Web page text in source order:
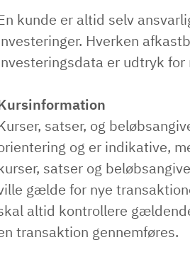
kunde er altid selv
Hverken
er udtryk
satser, og
og er indikative,
satser og
gælde for nye
altid kontrollere
transaktion gennemføres.